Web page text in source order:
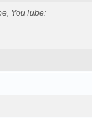
YouTube